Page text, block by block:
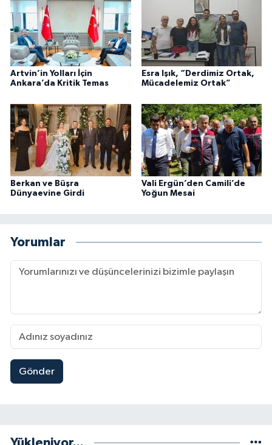
Artvin’in Yolları İçin
Ankara’da Kritik Temas
Esra Işık, “Derdimiz Ortak,
Mücadelemiz Ortak”
Berkan ve Büşra
Dünyaevine Girdi
Vali Ergün’den Camili’de
Yoğun Mesai
Yorumlar
Gönder